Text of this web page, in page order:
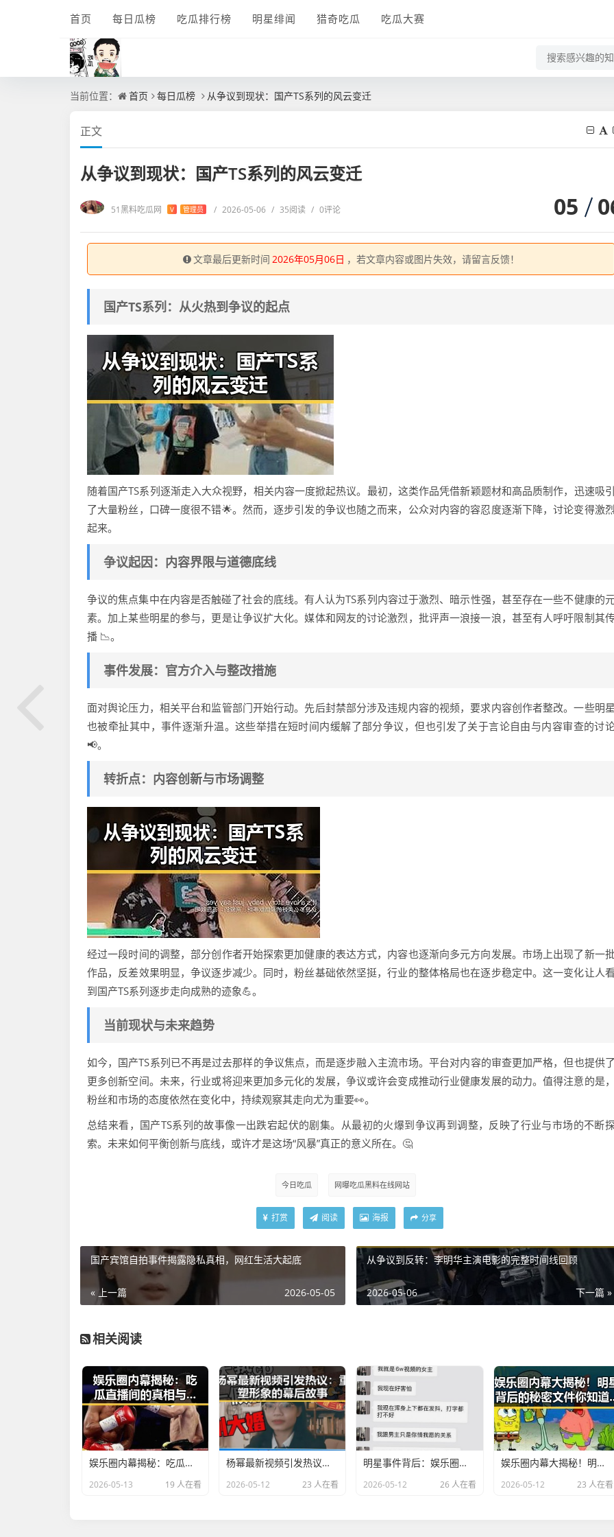
首页 每日瓜榜 吃瓜排行榜 明星绯闻 猎奇吃瓜 吃瓜大赛
当前位置： 首页 每日瓜榜 从争议到现状：国产TS系列的风云变迁
正文
从争议到现状：国产TS系列的风云变迁
51黑料吃瓜网 V 管理员 / 2026-05-06 / 35阅读 / 0评论 05
文章最后更新时间 2026年05月06日 ，若文章内容或图片失效，请留言反馈！
国产TS系列：从火热到争议的起点
随着国产TS系列逐渐走入大众视野，相关内容一度掀起热议。最初，这类作品凭借新颖题材和高品质制作，迅速吸引
了大量粉丝，口碑一度很不错🌟。然而，逐步引发的争议也随之而来，公众对内容的容忍度逐渐下降，讨论变得激烈
起来。
争议起因：内容界限与道德底线
争议的焦点集中在内容是否触碰了社会的底线。有人认为TS系列内容过于激烈、暗示性强，甚至存在一些不健康的
素。加上某些明星的参与，更是让争议扩大化。媒体和网友的讨论激烈，批评声一浪接一浪，甚至有人呼吁限制其
播 📉。
事件发展：官方介入与整改措施
面对舆论压力，相关平台和监管部门开始行动。先后封禁部分涉及违规内容的视频，要求内容创作者整改。一些明星
也被牵扯其中，事件逐渐升温。这些举措在短时间内缓解了部分争议，但也引发了关于言论自由与内容审查的讨
📢。
转折点：内容创新与市场调整
经过一段时间的调整，部分创作者开始探索更加健康的表达方式，内容也逐渐向多元方向发展。市场上出现了新一
作品，反差效果明显，争议逐步减少。同时，粉丝基础依然坚挺，行业的整体格局也在逐步稳定中。这一变化让人看
到国产TS系列逐步走向成熟的迹象💪。
当前现状与未来趋势
如今，国产TS系列已不再是过去那样的争议焦点，而是逐步融入主流市场。平台对内容的审查更加严格，但也提供了
更多创新空间。未来，行业或将迎来更加多元化的发展，争议或许会变成推动行业健康发展的动力。值得注意的是，
粉丝和市场的态度依然在变化中，持续观察其走向尤为重要👀。
总结来看，国产TS系列的故事像一出跌宕起伏的剧集。从最初的火爆到争议再到调整，反映了行业与市场的不断探
索。未来如何平衡创新与底线，或许才是这场“风暴”真正的意义所在。🤔
今日吃瓜 网曝吃瓜黑料在线网站
打赏 阅读 海报 分享
国产宾馆自拍事件揭露隐私真相，网红生活大起底
« 上一篇 2026-05-05
从争议到反转：李明华主演电影的完整时间线回顾
下一篇 »
2026-05-06
相关阅读
娱乐圈内幕揭秘：吃瓜直播间的真相与虚假
2026-05-13 19 人在看
杨幂最新视频引发热议：重塑形象的幕后故事
2026-05-12 23 人在看
明星事件背后：娱乐圈变迁与舆论导向的深层解读
2026-05-12 26 人在看
娱乐圈内幕大揭秘！明星背后的秘密文件你知道吗？✨
2026-05-12 23 人在看